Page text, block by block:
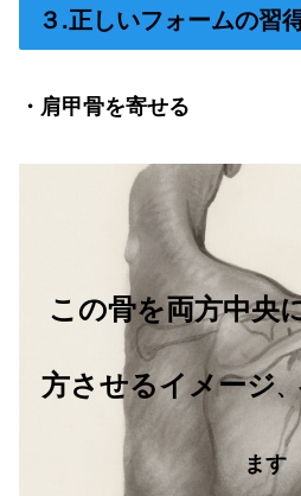
３.正しいフォームの習
・肩甲骨を寄せる
この骨を両方中央
方させるイメージ
ます